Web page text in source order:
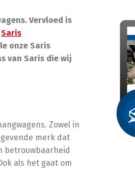
Vervloed is
Saris
onze Saris
van Saris die wij
Zowel in
merk dat
betrouwbaarheid
als het gaat om